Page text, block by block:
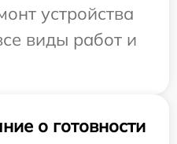
устройства
виды работ и
о готовности